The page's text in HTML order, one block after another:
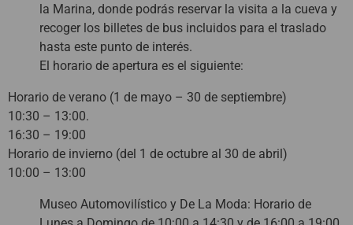
la Marina, donde podrás reservar la visita a la cueva y
recoger los billetes de bus incluidos para el traslado
hasta este punto de interés.
El horario de apertura es el siguiente:
Horario de verano (1 de mayo – 30 de septiembre)
10:30 – 13:00.
16:30 – 19:00
Horario de invierno (del 1 de octubre al 30 de abril)
10:00 – 13:00
Museo Automovilístico y De La Moda: Horario de